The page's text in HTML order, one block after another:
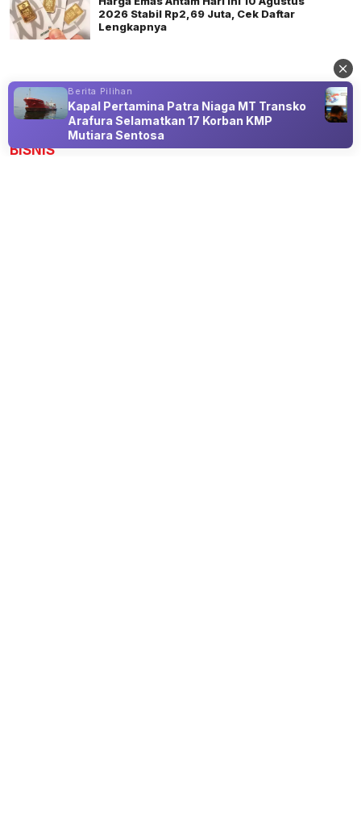
2026 Stabil Rp2,69 Juta, Cek Daftar
Lengkapnya
Advertisement
BISNIS
Berita Pilihan
Kapal Pertamina Patra Niaga MT Transko
Arafura Selamatkan 17 Korban KMP
Mutiara Sentosa